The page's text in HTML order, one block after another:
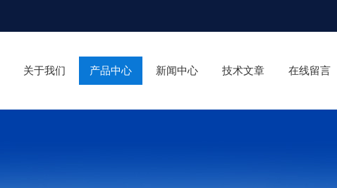
关于我们 产品中心 新闻中心 技术文章 在线留言